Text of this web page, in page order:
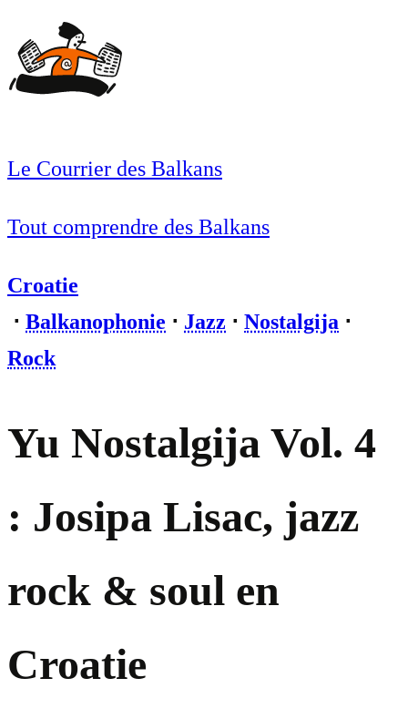
Le Courrier des Balkans
Tout comprendre des Balkans
Croatie
⋅ Balkanophonie ⋅ Jazz ⋅ Nostalgija ⋅
Rock
Yu Nostalgija Vol. 4
: Josipa Lisac, jazz
rock & soul en
Croatie